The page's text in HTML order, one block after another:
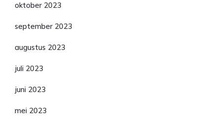
oktober 2023
september 2023
augustus 2023
juli 2023
juni 2023
mei 2023